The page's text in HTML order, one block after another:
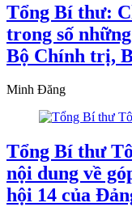
Tổng Bí thư:
trong số
Bộ Chính trị,
Minh Đăng
Tổng Bí thư
nội dung về
hội 14 của